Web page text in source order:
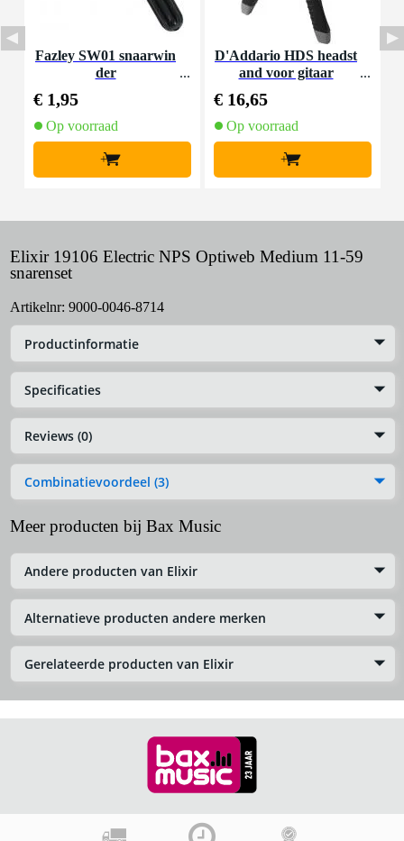
Fazley SW01 snaarwin
der
€ 1,95
Op voorraad
+
D'Addario HDS headst
and voor gitaar
€ 16,65
Op voorraad
+
Elixir 19106 Electric NPS Optiweb Medium 11-59
snarenset
Artikelnr: 9000-0046-8714
Productinformatie
Specificaties
Reviews (0)
Combinatievoordeel (3)
Meer producten bij Bax Music
Andere producten van Elixir
Alternatieve producten andere merken
Gerelateerde producten van Elixir